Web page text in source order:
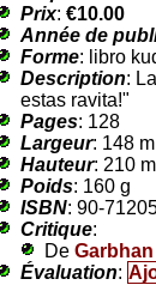
Prix: €10.00
Année de
Forme: libro
Description:
estas ravita!"
Pages: 128
Largeur: 148
Hauteur: 210
Poids: 160 g
ISBN: 90-
Critique:
De
Évaluation: